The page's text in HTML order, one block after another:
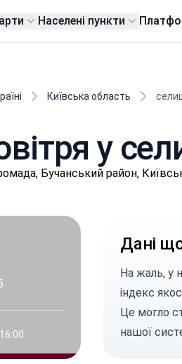
Населені пункти
Київська область
у
Бучанський район,
Дані
На жаль, у
індекс
Це могло
нашої